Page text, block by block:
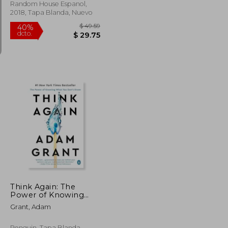
$ 49.49
$ 27.22
b: Facing Adversity,
Building Resilience, an
Random House Espanol,
2018, Tapa Blanda, Nuevo
40%
dcto.
Think Again: The
Power of Knowing
What you Don't Know
[Soft Cover ] (en
Grant, Adam